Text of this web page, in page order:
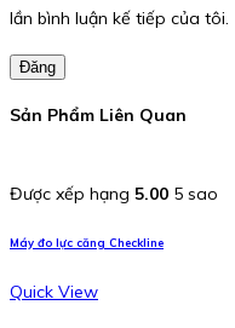
lần bình luận kế tiếp của tôi.
Đăng
Sản Phẩm Liên Quan
Được xếp hạng 5.00 5 sao
Máy đo lực căng Checkline
Quick View